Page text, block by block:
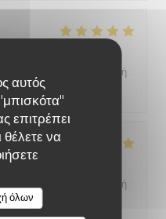
αυτός
επιτρέπει
θέλετε να
όλων
Ποιότητα / Τιμή :
Μενού:5 Ποιότητα / Τιμή :